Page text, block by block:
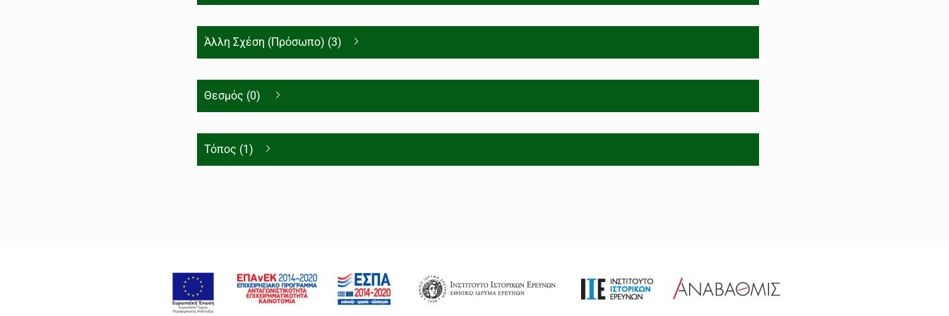
Άλλη Σχέση (Πρόσωπο) (3)
Θεσμός (0)
Τόπος (1)